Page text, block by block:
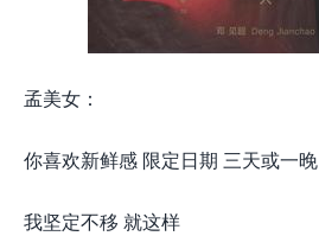
孟美女：
你喜欢新鲜感 限定日期 三天或一晚
我坚定不移 就这样